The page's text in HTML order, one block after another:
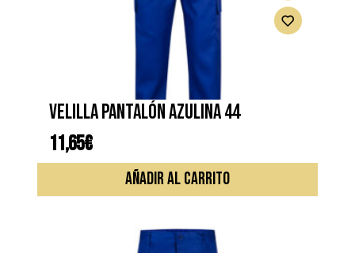
VELILLA PANTALÓN AZULINA 44
11,65€
AÑADIR AL CARRITO